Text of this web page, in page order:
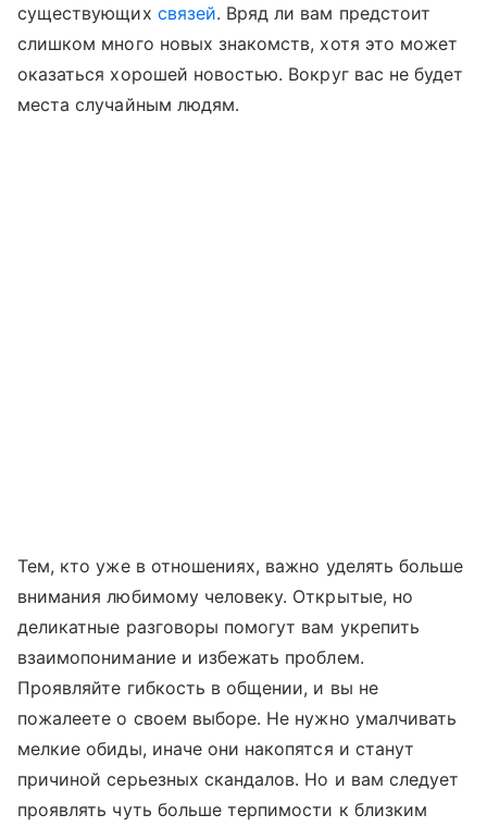
существующих связей. Вряд ли вам предстоит
слишком много новых знакомств, хотя это может
оказаться хорошей новостью. Вокруг вас не будет
места случайным людям.
Тем, кто уже в отношениях, важно уделять больше
внимания любимому человеку. Открытые, но
деликатные разговоры помогут вам укрепить
взаимопонимание и избежать проблем.
Проявляйте гибкость в общении, и вы не
пожалеете о своем выборе. Не нужно умалчивать
мелкие обиды, иначе они накопятся и станут
причиной серьезных скандалов. Но и вам следует
проявлять чуть больше терпимости к близким